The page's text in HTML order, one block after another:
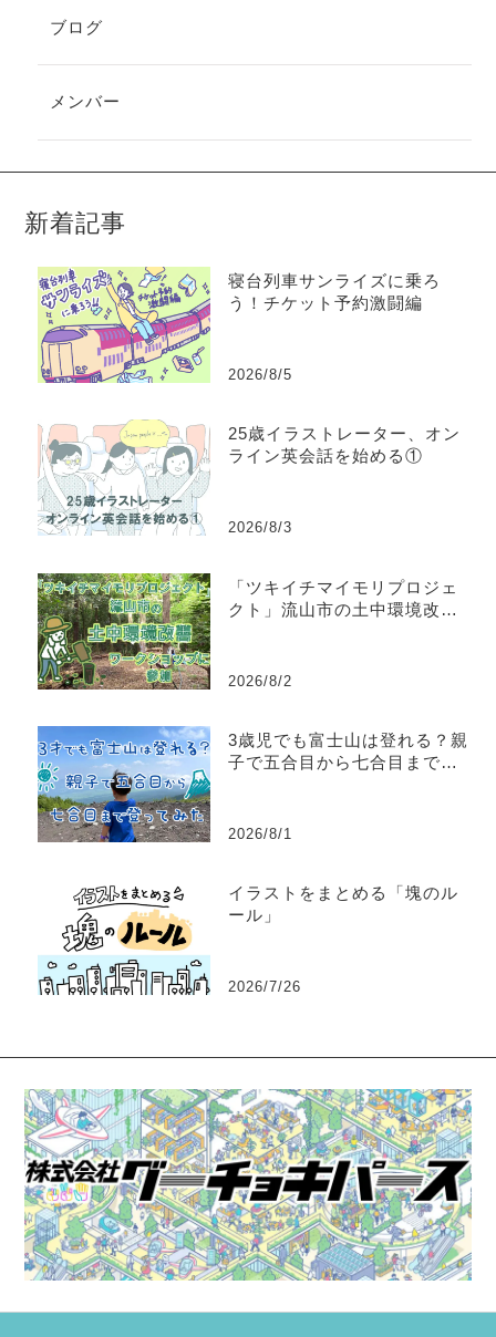
ブログ
メンバー
新着記事
寝台列車サンライズに乗ろ
う！チケット予約激闘編
2026/8/5
25歳イラストレーター、オン
ライン英会話を始める①
2026/8/3
「ツキイチマイモリプロジェ
クト」流山市の土中環境改善
2026/8/2
3歳児でも富士山は登れる？親
子で五合目から七合目まで登
2026/8/1
イラストをまとめる「塊のル
ール」
2026/7/26